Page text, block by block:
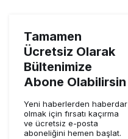
Tamamen
Ücretsiz Olarak
Bültenimize
Abone Olabilirsin
Yeni haberlerden haberdar
olmak için fırsatı kaçırma
ve ücretsiz e-posta
aboneliğini hemen başlat.